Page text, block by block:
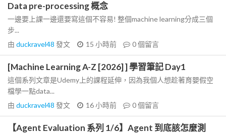
Data pre-processing 概念
一邊要上課一邊還要寫這個不容易! 整個machine learning分成三個
步...
由 duckravel48 發文 15 小時前 0個留言
[Machine Learning A-Z [2026] ] 學習筆記 Day1
這個系列文章是Udemy上的課程延伸，因為我個人想趁著育嬰假空
檔學一點data...
由 duckravel48 發文 16 小時前 0個留言
【Agent Evaluation 系列 1/6】Agent 到底該怎麼測